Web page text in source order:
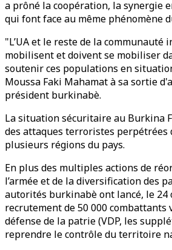
a prôné la coopération, la synergie
qui font face au même phénomène
"L’UA et le reste de la communauté
mobilisent et doivent se mobiliser
soutenir ces populations en
Moussa Faki Mahamat à sa sortie
président burkinabè.
La situation sécuritaire au Burkina
des attaques terroristes perpétrées
plusieurs régions du pays.
En plus des multiples actions de
l’armée et de la diversification des
autorités burkinabè ont lancé, le 24
recrutement de 50 000
défense de la patrie (VDP, les
reprendre le contrôle du territoire